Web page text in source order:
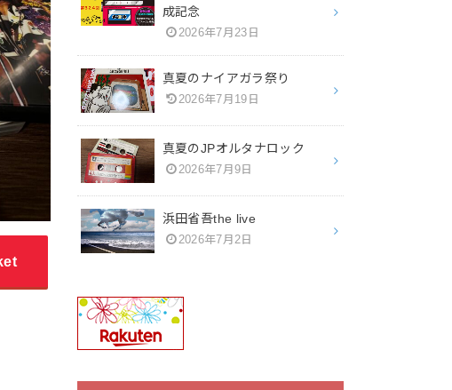
成記念
2026年7月23日
真夏のナイアガラ祭り
2026年7月19日
真夏のJPオルタナロック
2026年7月9日
浜田省吾the live
2026年7月2日